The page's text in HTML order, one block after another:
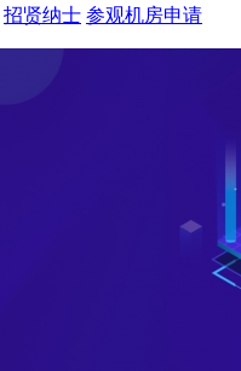
招贤纳士 参观机房申请